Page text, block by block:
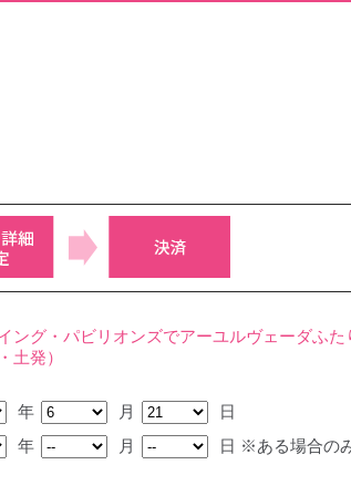
グ・パビリオンズでアーユルヴェーダふた
土発）
年 月
日
年 月 日 ※ある場合の